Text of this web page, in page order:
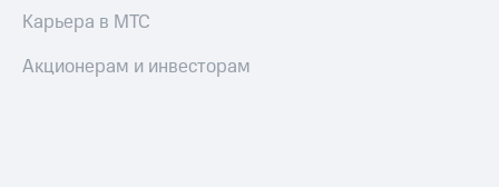
Карьера в МТС
Акционерам и инвесторам